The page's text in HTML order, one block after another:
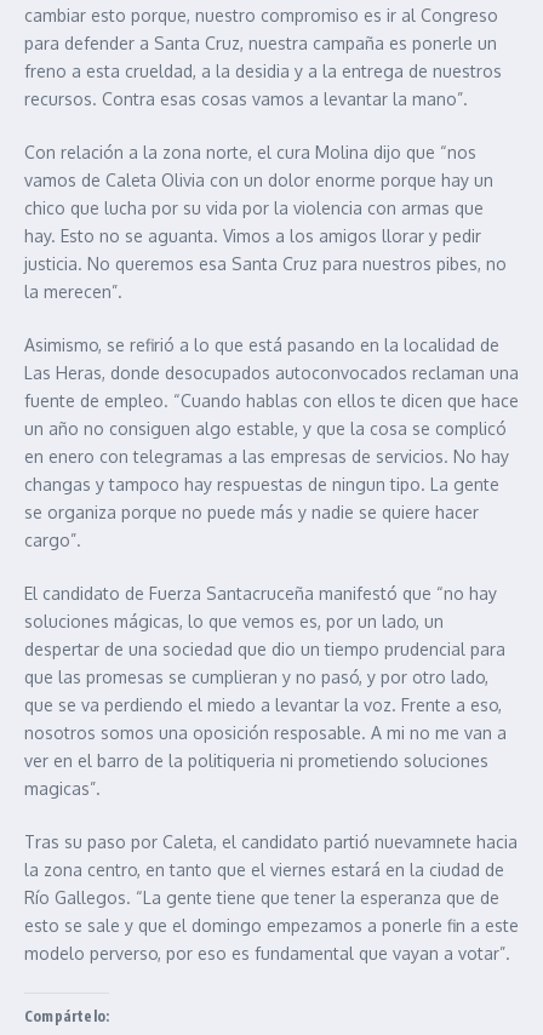
cambiar esto porque, nuestro compromiso es ir al Congreso
para defender a Santa Cruz, nuestra campaña es ponerle un
freno a esta crueldad, a la desidia y a la entrega de nuestros
recursos. Contra esas cosas vamos a levantar la mano”.
Con relación a la zona norte, el cura Molina dijo que “nos
vamos de Caleta Olivia con un dolor enorme porque hay un
chico que lucha por su vida por la violencia con armas que
hay. Esto no se aguanta. Vimos a los amigos llorar y pedir
justicia. No queremos esa Santa Cruz para nuestros pibes, no
la merecen”.
Asimismo, se refirió a lo que está pasando en la localidad de
Las Heras, donde desocupados autoconvocados reclaman una
fuente de empleo. “Cuando hablas con ellos te dicen que hace
un año no consiguen algo estable, y que la cosa se complicó
en enero con telegramas a las empresas de servicios. No hay
changas y tampoco hay respuestas de ningun tipo. La gente
se organiza porque no puede más y nadie se quiere hacer
cargo”.
El candidato de Fuerza Santacruceña manifestó que “no hay
soluciones mágicas, lo que vemos es, por un lado, un
despertar de una sociedad que dio un tiempo prudencial para
que las promesas se cumplieran y no pasó, y por otro lado,
que se va perdiendo el miedo a levantar la voz. Frente a eso,
nosotros somos una oposición resposable. A mi no me van a
ver en el barro de la politiqueria ni prometiendo soluciones
magicas”.
Tras su paso por Caleta, el candidato partió nuevamnete hacia
la zona centro, en tanto que el viernes estará en la ciudad de
Río Gallegos. “La gente tiene que tener la esperanza que de
esto se sale y que el domingo empezamos a ponerle fin a este
modelo perverso, por eso es fundamental que vayan a votar”.
Compártelo: